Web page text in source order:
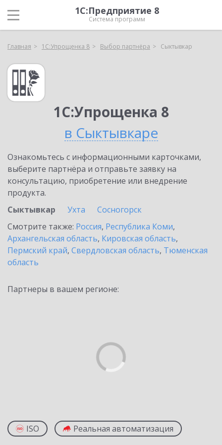
1С:Предприятие 8
Система программ
Главная 1С:Упрощенка 8 Выбор партнёра Сыктывкар
1С:Упрощенка 8
в Сыктывкаре
Ознакомьтесь с информационными карточками,
выберите партнёра и отправьте заявку на
консультацию, приобретение или внедрение
продукта.
Сыктывкар
Ухта
Сосногорск
Смотрите также: Россия, Республика Коми,
Архангельская область, Кировская область,
Пермский край, Свердловская область, Тюменская
область
Партнеры в вашем регионе:
ISO Реальная автоматизация